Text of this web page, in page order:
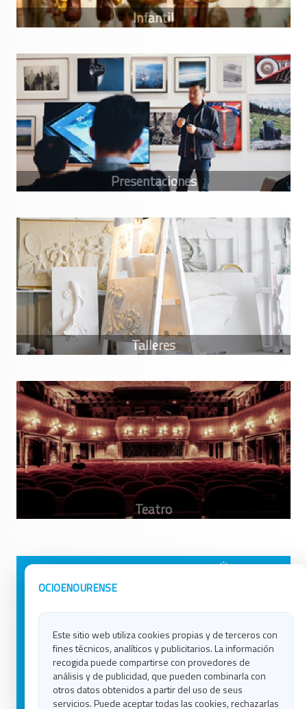
OCIOENOURENSE
Este sitio web utiliza cookies propias y de terceros con
fines técnicos, analíticos y publicitarios. La información
recogida puede compartirse con provedores de
análisis y de publicidad, que pueden combinarla con
otros datos obtenidos a partir del uso de seus
servicios. Puede aceptar todas las cookies, rechazarlas
Avisos Legales
Contacto
Política de Cookies
Ocio en Lugo
Ocio en Ourense
Ocio en Pontevedra
Ocio en Santiago
Ocio en Vigo